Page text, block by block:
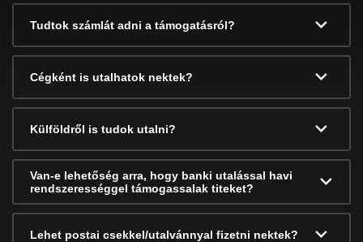
Tudtok számlát adni a támogatásról?
Cégként is utalhatok nektek?
Külföldről is tudok utalni?
Van-e lehetőség arra, hogy banki utalással havi
rendszerességgel támogassalak titeket?
Lehet postai csekkel/utalvánnyal fizetni nektek?